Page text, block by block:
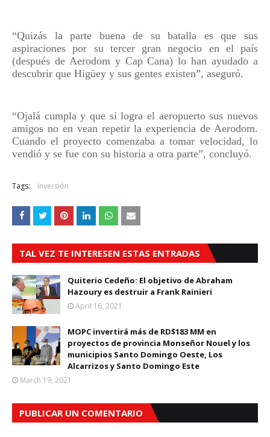
“Quizás la parte buena de su batalla es que sus
aspiraciones por su tercer gran negocio en el país
(después de Aerodom y Cap Cana) lo han ayudado a
descubrir que Higüey y sus gentes existen”, aseguró.
“Ojalá cumpla y que si logra el aeropuerto sus nuevos
amigos no en vean repetir la experiencia de Aerodom.
Cuando el proyecto comenzaba a tomar velocidad, lo
vendió y se fue con su historia a otra parte”, concluyó.
Tags: Inversión
TAL VEZ TE INTERESEN ESTAS ENTRADAS
Quiterio Cedeño: El objetivo de Abraham
Hazoury es destruir a Frank Rainieri
April 16, 2021
MOPC invertirá más de RD$183 MM en
proyectos de provincia Monseñor Nouel y los
municipios Santo Domingo Oeste, Los
Alcarrizos y Santo Domingo Este
March 19, 2021
PUBLICAR UN COMENTARIO